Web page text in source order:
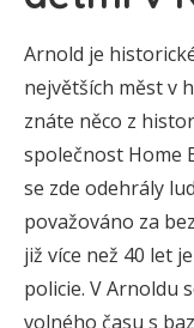
Arnold je
největších měst v
znáte něco z
společnost Home
se zde odehrály
považováno za
již více než 40 let
policie. V Arnoldu
volného času s